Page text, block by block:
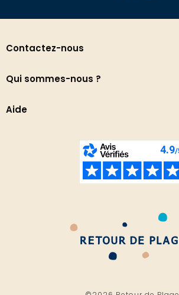
Contactez-nous
Qui sommes-nous ?
Aide